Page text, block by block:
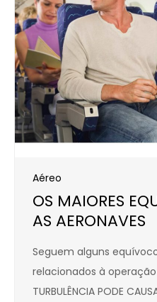
Aéreo
OS MAIORES
AS AERONAVES
Seguem alguns
relacionados à
TURBULÊNCIA PODE